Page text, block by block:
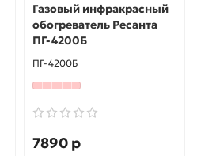
Газовый инфракрасный
обогреватель Ресанта
ПГ-4200Б
ПГ-4200Б
7890 р